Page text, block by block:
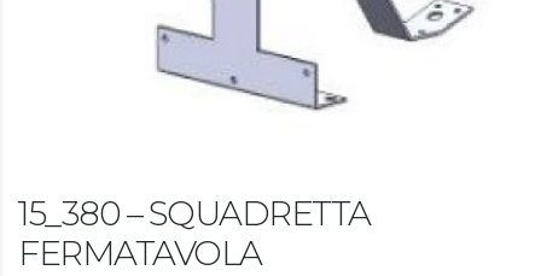
15_380 – SQUADRETTA
FERMATAVOLA